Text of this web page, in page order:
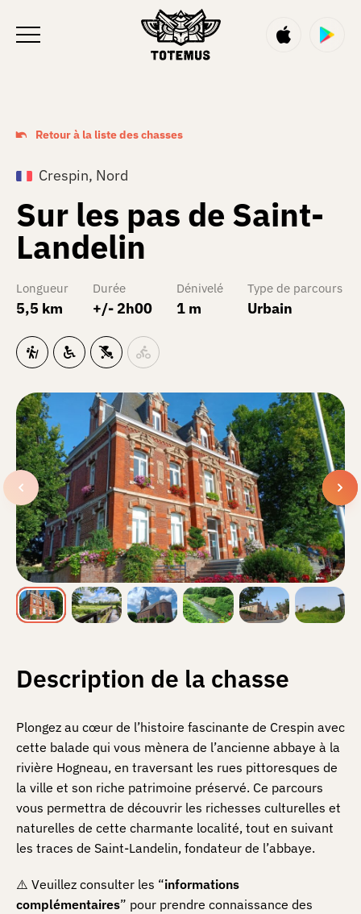
Retour à la liste des chasses
Crespin, Nord
Sur les pas de Saint-
Landelin
Longueur
5,5 km
Durée
+/- 2h00
Dénivelé
1 m
Type de parcours
Urbain
Description de la chasse
Plongez au cœur de l’histoire fascinante de Crespin avec
cette balade qui vous mènera de l’ancienne abbaye à la
rivière Hogneau, en traversant les rues pittoresques de
la ville et son riche patrimoine préservé. Ce parcours
vous permettra de découvrir les richesses culturelles et
naturelles de cette charmante localité, tout en suivant
les traces de Saint-Landelin, fondateur de l’abbaye.
⚠️ Veuillez consulter les “informations
complémentaires” pour prendre connaissance des